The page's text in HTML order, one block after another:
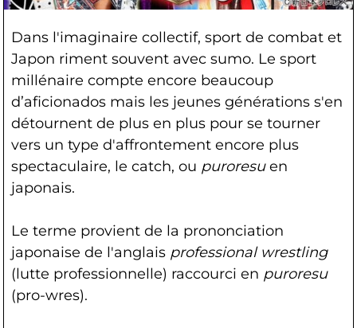
Dans l'imaginaire collectif, sport de combat et
Japon riment souvent avec sumo. Le sport
millénaire compte encore beaucoup
d’aficionados mais les jeunes générations s'en
détournent de plus en plus pour se tourner
vers un type d'affrontement encore plus
spectaculaire, le catch, ou puroresuen
japonais.
Le terme provient de la prononciation
japonaise de l'anglais professional wrestling
(lutte professionnelle) raccourci en puroresu
(pro-wres).